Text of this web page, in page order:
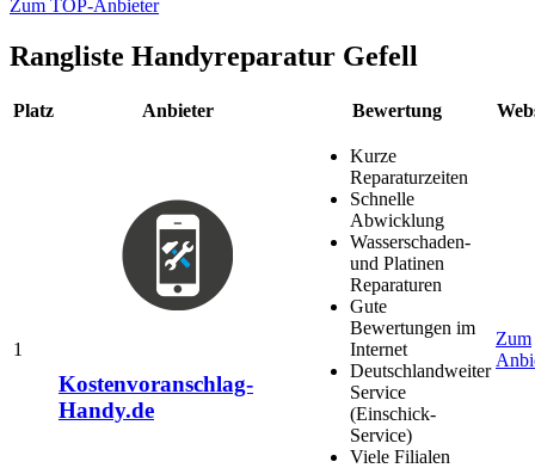
Zum TOP-Anbieter
Rangliste Handyreparatur Gefell
Platz Anbieter Bewertung
1
Kostenvoranschlag-
Handy.de
Kurze
Reparaturzeiten
Schnelle
Abwicklung
Wasserschaden-
und Platinen
Reparaturen
Gute
Bewertungen im
Internet
Deutschlandweiter
Service
(Einschick-
Service)
Viele Filialen
Zum